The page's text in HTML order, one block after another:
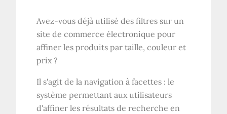
Avez-vous déjà utilisé des filtres sur un
site de commerce électronique pour
affiner les produits par taille, couleur et
prix ?
Il s'agit de la navigation à facettes : le
système permettant aux utilisateurs
d'affiner les résultats de recherche en